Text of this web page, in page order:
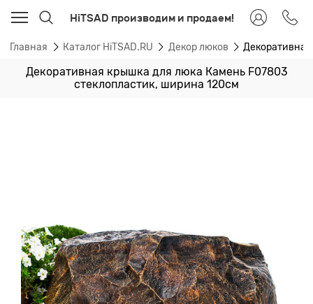
HiTSAD производим и продаем!
Главная Каталог HiTSAD.RU Декор люков
Декоративная крышка для люка Камень F07803
стеклопластик, ширина 120см